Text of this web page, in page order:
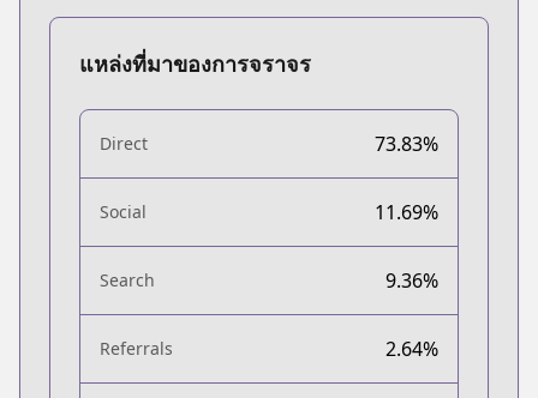
แหล่งที่มาของการจราจร
Direct 73.83%
Social 11.69%
Search 9.36%
Referrals 2.64%